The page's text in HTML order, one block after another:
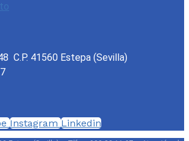
C.P. 41560 Estepa (Sevilla)
Instagram Linkedin